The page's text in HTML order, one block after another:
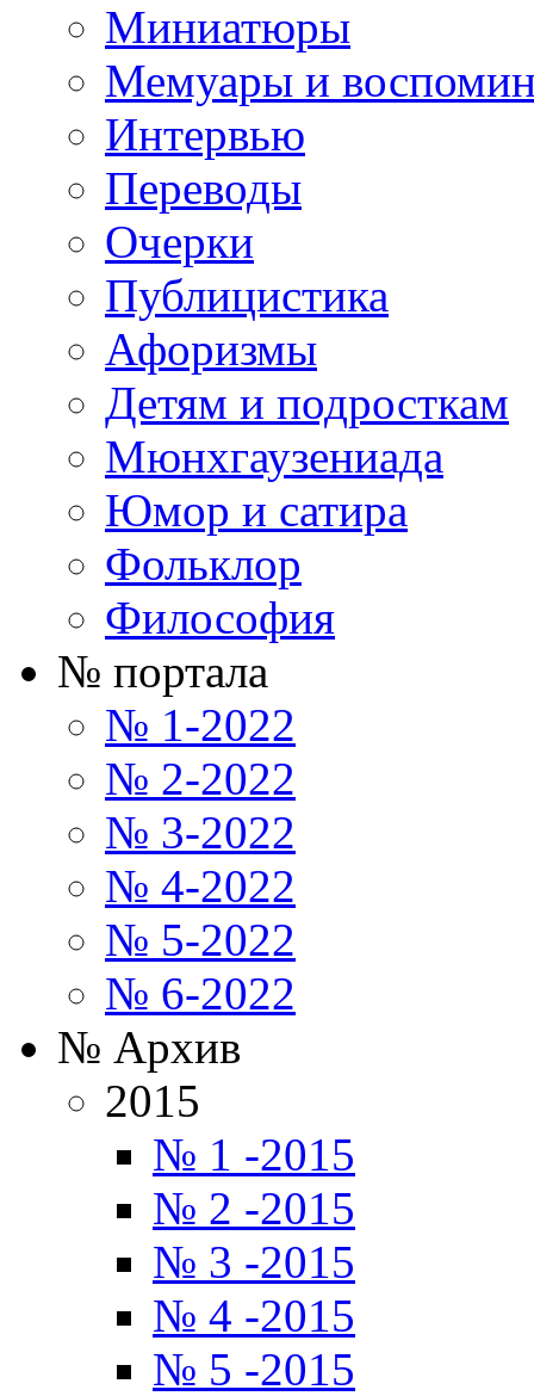
Миниатюры
Мемуары и
Интервью
Переводы
Очерки
Публицистика
Афоризмы
Детям и подросткам
Мюнхгаузениада
Юмор и сатира
Фольклор
Философия
№ портала
№ 1-2022
№ 2-2022
№ 3-2022
№ 4-2022
№ 5-2022
№ 6-2022
№ Архив
2015
№ 1 -2015
№ 2 -2015
№ 3 -2015
№ 4 -2015
№ 5 -2015